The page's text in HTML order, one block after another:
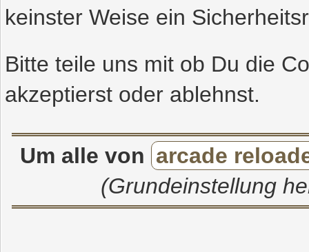
keinster Weise ein
Bitte teile uns mit ob Du die
akzeptierst oder ablehnst.
Um alle von arcade
(Grundeinstellung